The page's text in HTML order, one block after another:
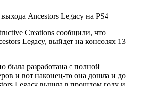
Creations сообщили, что
Legacy, выйдет на консолях 13
была разработана с полной
и вот наконец-то она дошла и до
Legacy вышла в прошлом году и